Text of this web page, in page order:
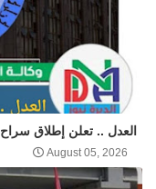
العدل .. تعلن إطلاق سراح 519 نزيلاً خلال شهر تموز 2026 .
August 05, 2026